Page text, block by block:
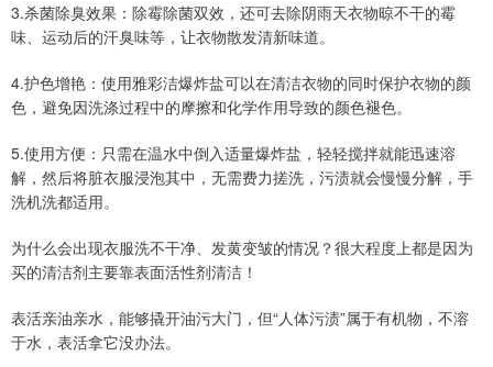
3.杀菌除臭效果：除霉除菌双效，还可去除阴雨天衣物晾不干的霉
味、运动后的汗臭味等，让衣物散发清新味道。
4.护色增艳：使用雅彩洁爆炸盐可以在清洁衣物的同时保护衣物的颜
色，避免因洗涤过程中的摩擦和化学作用导致的颜色褪色。
5.使用方便：只需在温水中倒入适量爆炸盐，轻轻搅拌就能迅速溶
解，然后将脏衣服浸泡其中，无需费力搓洗，污渍就会慢慢分解，手
洗机洗都适用。
为什么会出现衣服洗不干净、发黄变皱的情况？很大程度上都是因为
买的清洁剂主要靠表面活性剂清洁！
表活亲油亲水，能够撬开油污大门，但“人体污渍”属于有机物，不溶
于水，表活拿它没办法。